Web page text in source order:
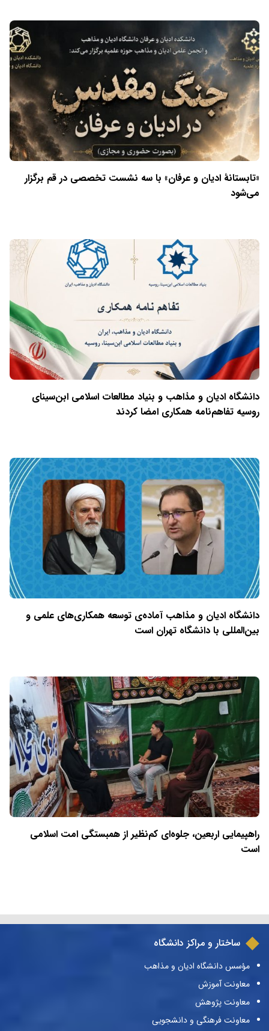
«تابستانهٔ ادیان و عرفان» با سه نشست تخصصی در قم برگزار
می‌شود
دانشگاه ادیان و مذاهب و بنیاد مطالعات اسلامی ابن‌سینای
روسیه تفاهم‌نامه همکاری امضا کردند
دانشگاه ادیان و مذاهب آماده‌ی توسعه همکاری‌های علمی و
بین‌المللی با دانشگاه تهران است
راهپیمایی اربعین، جلوه‌ای کم‌نظیر از همبستگی امت اسلامی
است
ساختار و مراکز دانشگاه
مؤسس دانشگاه ادیان و مذاهب
معاونت آموزش
معاونت پژوهش
معاونت فرهنگی و دانشجویی